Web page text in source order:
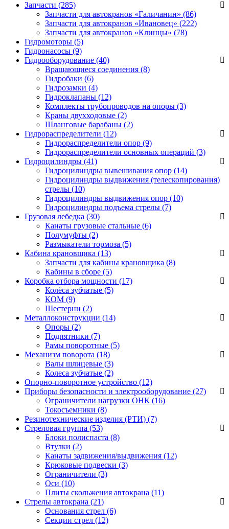
Запчасти (285)
Запчасти для автокранов «Галичанин» (86)
Запчасти для автокранов «Ивановец» (222)
Запчасти для автокранов «Клинцы» (78)
Гидромоторы (5)
Гидронасосы (9)
Гидрооборудование (40)
Вращающиеся соединения (8)
Гидробаки (6)
Гидрозамки (4)
Гидроклапаны (12)
Комплекты трубопроводов на опоры (3)
Краны двухходовые (2)
Шланговые барабаны (2)
Гидрораспределители (12)
Гидрораспределители опор (9)
Гидрораспределители основных операций (3)
Гидроцилиндры (41)
Гидроцилиндры вывешивания опор (14)
Гидроцилиндры выдвижения (телескопирования)
стрелы (10)
Гидроцилиндры выдвижения опор (10)
Гидроцилиндры подъема стрелы (7)
Грузовая лебедка (30)
Канаты грузовые стальные (6)
Полумуфты (2)
Размыкатели тормоза (5)
Кабина крановщика (13)
Запчасти для кабины крановщика (8)
Кабины в сборе (5)
Коробка отбора мощности (17)
Колёса зубчатые (5)
КОМ (9)
Шестерни (2)
Металлоконструкции (14)
Опоры (2)
Подпятники (7)
Рамы поворотные (5)
Механизм поворота (18)
Валы шлицевые (3)
Колеса зубчатые (2)
Опорно-поворотное устройство (12)
Приборы безопасности и электрооборудование (27)
Ограничители нагрузки ОНК (16)
Токосъемники (8)
Резинотехнические изделия (РТИ) (7)
Стреловая группа (53)
Блоки полиспаста (8)
Втулки (2)
Канаты задвижения/выдвижения (12)
Крюковые подвески (3)
Ограничители (3)
Оси (10)
Плиты скольжения автокрана (11)
Стрелы автокрана (21)
Основания стрел (6)
Секции стрел (12)